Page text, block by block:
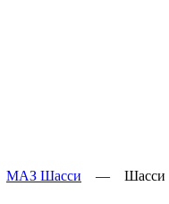
МАЗ Шасси — Шасси